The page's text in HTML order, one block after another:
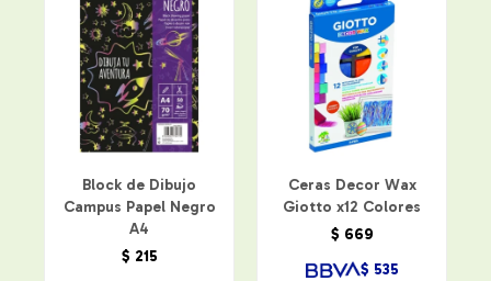
Block de Dibujo
Campus Papel Negro
A4
$ 215
Ceras Decor Wax
Giotto x12 Colores
$ 669
$ 535